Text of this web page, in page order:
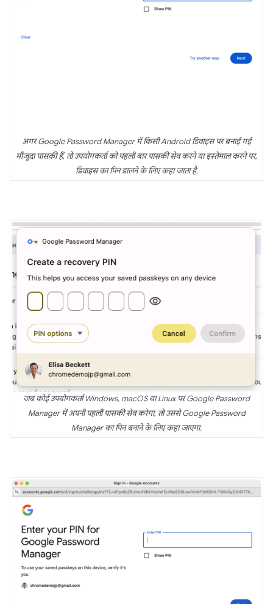
अगर Google Password Manager में किसी Android डिवाइस पर बनाई गई
मौजूदा पासकी हैं, तो उपयोगकर्ता को पहली बार पासकी सेव करने या इस्तेमाल करने पर,
डिवाइस का पिन डालने के लिए कहा जाता है.
जब कोई उपयोगकर्ता Windows, macOS या Linux पर Google Password
Manager में अपनी पहली पासकी सेव करेगा, तो उससे Google Password
Manager का पिन बनाने के लिए कहा जाएगा.